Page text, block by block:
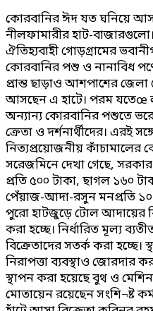
কোরবানির ঈদ যত ঘনিয়ে
নীলফামারীর হাট-
ঐতিহ্যবাহী গোড়গ্রামের
কোরবানির পশু ও নানাবিধ
প্রান্ত ছাড়াও আশপাশের জেলা
আসছেন এ হাটে। পরম
অন্যান্য কোরবানির পশুতে ভরে
ক্রেতা ও দর্শনার্থীদের। এরই
নিত্যপ্রয়োজনীয় কাঁচামালের
সরেজমিনে দেখা গেছে,
প্রতি ৫০০ টাকা, ছাগল ১৬০
পেঁয়াজ-আদা-রসুন মনপ্রতি ১০
পুরো হাটজুড়ে টোল আদায়ের
করা হচ্ছে। নির্ধারিত মূল্য
বিক্রেতাদের সতর্ক করা হচ্ছে।
নিরাপত্তা ব্যবস্থাও জোরদার
স্থাপন করা হয়েছে বুথ ও
মোতায়েন রয়েছেন সংশি¬ষ্ট